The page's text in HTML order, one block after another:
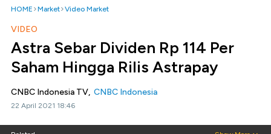
HOME Market Video Market
VIDEO
Astra Sebar Dividen Rp 114 Per
Saham Hingga Rilis Astrapay
CNBC Indonesia TV, CNBC Indonesia
22 April 2021 18:46